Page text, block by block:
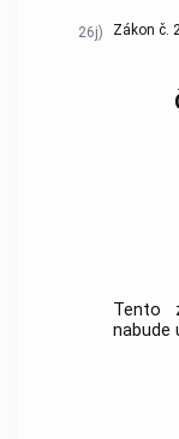
26j) Zákon č.
Tento
nabude